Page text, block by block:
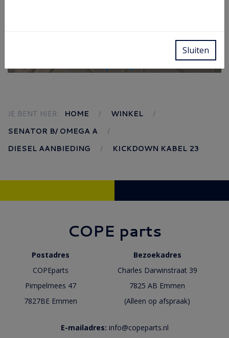
JE BENT HIER: HOME
WINKEL
SENATOR B/ OMEGA A
DIESEL AANBIEDING
KICKDOWN KABEL 23
COPE parts
Postadres
Bezoekadres
COPEparts
Charles Darwinstraat 39
Pimpelmees 47
7825 AB Emmen
7827BE Emmen
(Alleen op afspraak)
E-mailadres: info@copeparts.nl
Sluiten